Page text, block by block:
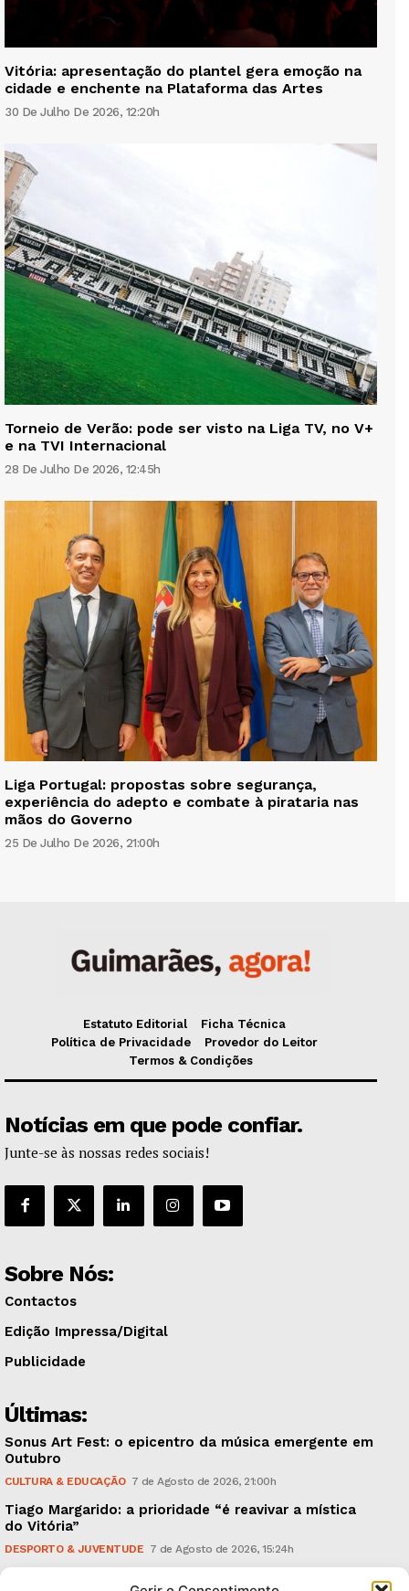
Vitória: apresentação do plantel gera emoção na
cidade e enchente na Plataforma das Artes
30 De Julho De 2026, 12:20h
Torneio de Verão: pode ser visto na Liga TV, no V+
e na TVI Internacional
28 De Julho De 2026, 12:45h
Liga Portugal: propostas sobre segurança,
experiência do adepto e combate à pirataria nas
mãos do Governo
25 De Julho De 2026, 21:00h
Estatuto Editorial
Ficha Técnica
Política de Privacidade
Provedor do Leitor
Termos & Condições
Notícias em que pode confiar.
Junte-se às nossas redes sociais!
Sobre Nós:
Contactos
Edição Impressa/Digital
Publicidade
Últimas:
Sonus Art Fest: o epicentro da música emergente em
Outubro
CULTURA & EDUCAÇÃO 7 de Agosto de 2026, 21:00h
Tiago Margarido: a prioridade “é reavivar a mística
do Vitória”
DESPORTO & JUVENTUDE 7 de Agosto de 2026, 15:24h